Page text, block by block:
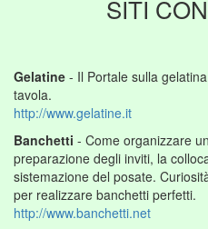
SITI
Gelatine - Il Portale sulla
tavola.
http://www.gelatine.it
Banchetti - Come organizzare
preparazione degli inviti, la
sistemazione del posate.
per realizzare banchetti perfetti.
http://www.banchetti.net